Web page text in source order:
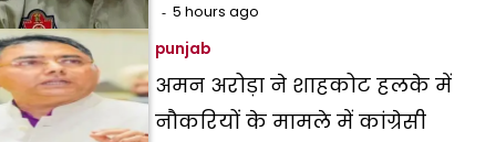
5 hours ago
punjab
अमन अरोड़ा ने शाहकोट हलके में
नौकरियों के मामले में कांग्रेसी